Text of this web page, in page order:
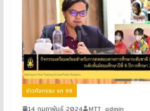
ข่าวกิจกรรม ธท 66
14 กุมภาพันธ์ 2024 MTT_admin